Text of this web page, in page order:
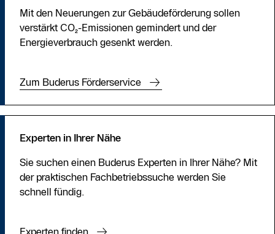
Mit den Neuerungen zur Gebäudeförderung sollen
verstärkt CO₂-Emissionen gemindert und der
Energieverbrauch gesenkt werden.
Zum Buderus Förderservice
Experten in Ihrer Nähe
Sie suchen einen Buderus Experten in Ihrer Nähe? Mit
der praktischen Fachbetriebssuche werden Sie
schnell fündig.